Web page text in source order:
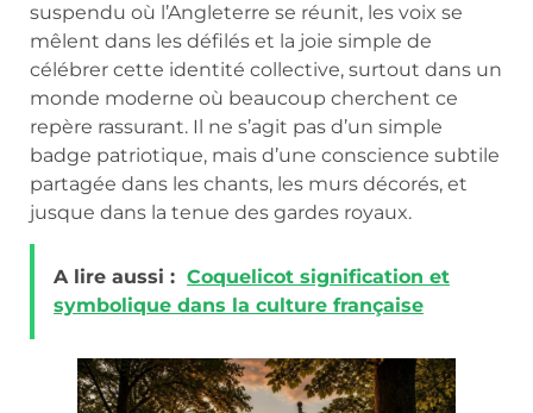
suspendu où l’Angleterre se réunit, les voix se
mêlent dans les défilés et la joie simple de
célébrer cette identité collective, surtout dans un
monde moderne où beaucoup cherchent ce
repère rassurant. Il ne s’agit pas d’un simple
badge patriotique, mais d’une conscience subtile
partagée dans les chants, les murs décorés, et
jusque dans la tenue des gardes royaux.
A lire aussi : Coquelicot signification et
symbolique dans la culture française